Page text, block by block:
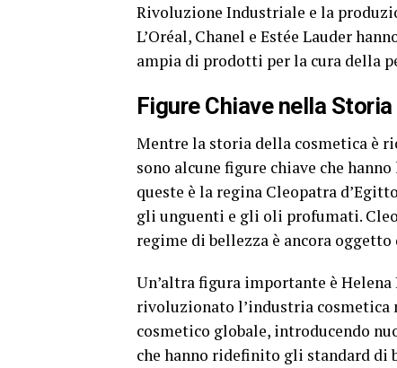
Rivoluzione Industriale e la
L’Oréal, Chanel e Estée Lauder
ampia di prodotti per la cura della
Figure Chiave nella
Mentre la storia della cosmetica è
sono alcune figure chiave che
queste è la regina Cleopatra
gli unguenti e gli oli profumati.
regime di bellezza è ancora
Un’altra figura importante è
rivoluzionato l’industria cosmetica
cosmetico globale, introducendo
che hanno ridefinito gli standard di